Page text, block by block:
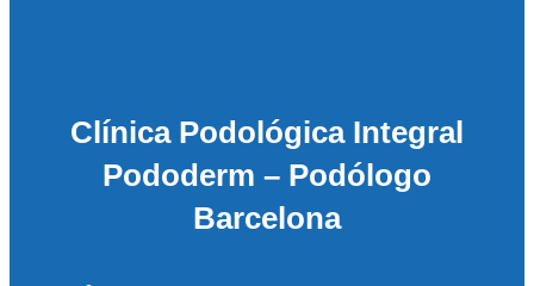
Clínica Podológica Integral
Pododerm – Podólogo
Barcelona